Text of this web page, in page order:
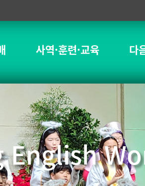
사역·훈련·교육 다
English